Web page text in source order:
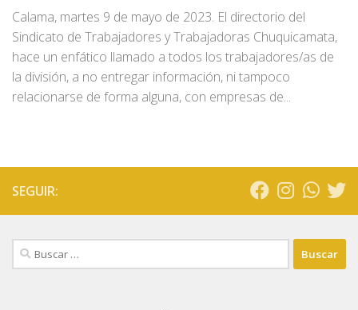
Calama, martes 9 de mayo de 2023. El directorio del
Sindicato de Trabajadores y Trabajadoras Chuquicamata,
hace un enfático llamado a todos los trabajadores/as de
la división, a no entregar información, ni tampoco
relacionarse de forma alguna, con empresas de...
SEGUIR:
Buscar: